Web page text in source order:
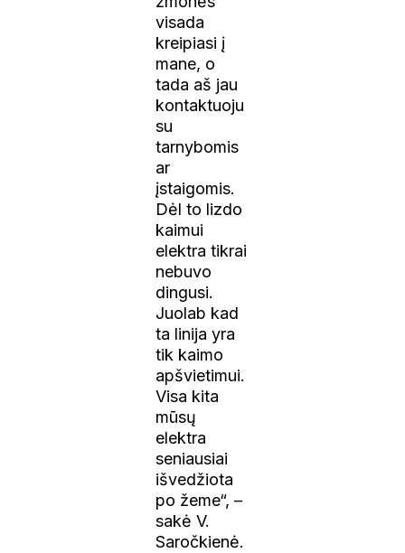
visada
kreipiasi į
mane, o
tada aš jau
kontaktuoju
su
tarnybomis
ar
įstaigomis.
Dėl to lizdo
kaimui
elektra tikrai
nebuvo
dingusi.
Juolab kad
ta linija yra
tik kaimo
apšvietimui.
Visa kita
mūsų
elektra
seniausiai
išvedžiota
po žeme“, –
sakė V.
Saročkienė.